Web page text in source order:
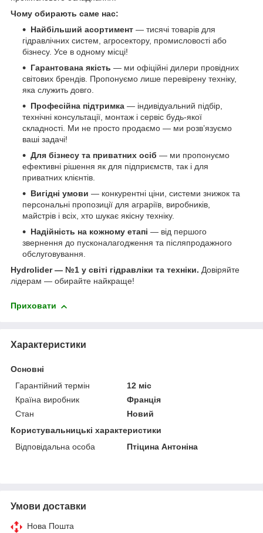
Чому обирають саме нас:
Найбільший асортимент — тисячі товарів для
гідравлічних систем, агросектору, промисловості або
бізнесу. Усе в одному місці!
Гарантована якість — ми офіційні дилери провідних
світових брендів. Пропонуємо лише перевірену техніку,
яка служить довго.
Професійна підтримка — індивідуальний підбір,
технічні консультації, монтаж і сервіс будь-якої
складності. Ми не просто продаємо — ми розв’язуємо
ваші задачі!
Для бізнесу та приватних осіб — ми пропонуємо
ефективні рішення як для підприємств, так і для
приватних клієнтів.
Вигідні умови — конкурентні ціни, системи знижок та
персональні пропозиції для аграріїв, виробників,
майстрів і всіх, хто шукає якісну техніку.
Надійність на кожному етапі — від першого
звернення до пусконалагодження та післяпродажного
обслуговування.
Hydrolider — №1 у світі гідравліки та техніки. Довіряйте
лідерам — обирайте найкраще!
Приховати
Характеристики
Основні
Гарантійний термін
12 міс
Країна виробник
Франція
Стан
Новий
Користувальницькі характеристики
Відповідальна особа
Птіцина Антоніна
Умови доставки
Нова Пошта